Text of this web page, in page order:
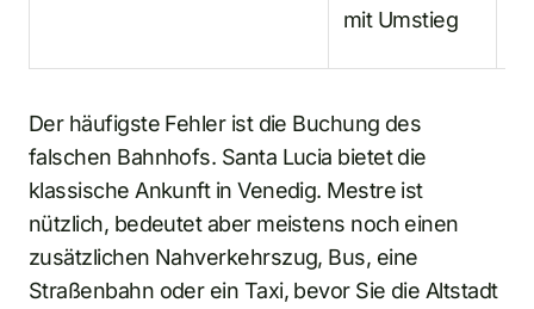
mit Umstieg
Der häufigste Fehler ist die Buchung des
falschen Bahnhofs. Santa Lucia bietet die
klassische Ankunft in Venedig. Mestre ist
nützlich, bedeutet aber meistens noch einen
zusätzlichen Nahverkehrszug, Bus, eine
Straßenbahn oder ein Taxi, bevor Sie die Altstadt